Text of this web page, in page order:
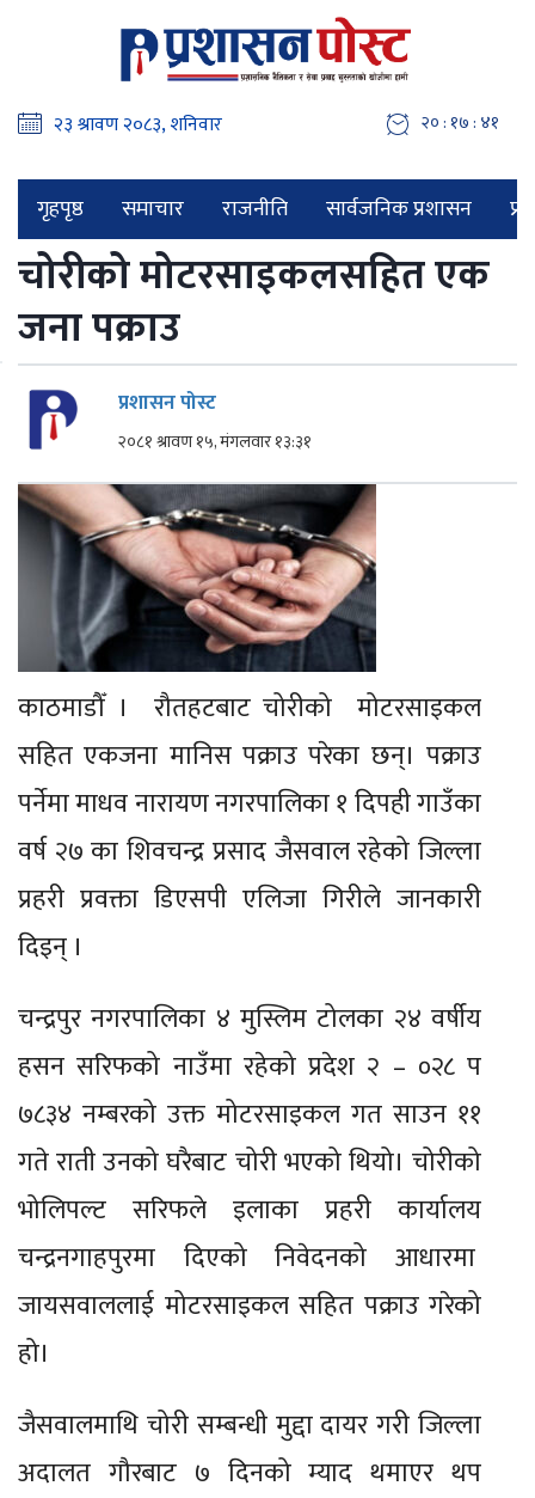
२० : १७ : ४२
गृहपृष्ठ समाचार राजनीति सार्वजनिक प्रशासन
चोरीको मोटरसाइकलसहित एक
जना पक्राउ
प्रशासन पोस्ट
२०८१ श्रावण १५, मंगलवार १३:३१
काठमाडौँ । रौतहटबाट चोरीको मोटरसाइकल
सहित एकजना मानिस पक्राउ परेका छन्। पक्राउ
पर्नेमा माधव नारायण नगरपालिका १ दिपही गाउँका
वर्ष २७ का शिवचन्द्र प्रसाद जैसवाल रहेको जिल्ला
प्रहरी प्रवक्ता डिएसपी एलिजा गिरीले जानकारी
दिइन् ।
चन्द्रपुर नगरपालिका ४ मुस्लिम टोलका २४ वर्षीय
हसन सरिफको नाउँमा रहेको प्रदेश २ – ०२८ प
७८३४ नम्बरको उक्त मोटरसाइकल गत साउन ११
गते राती उनको घरैबाट चोरी भएको थियो। चोरीको
भोलिपल्ट सरिफले इलाका प्रहरी कार्यालय
चन्द्रनगाहपुरमा दिएको निवेदनको आधारमा
जायसवाललाई मोटरसाइकल सहित पक्राउ गरेको
हो।
जैसवालमाथि चोरी सम्बन्धी मुद्दा दायर गरी जिल्ला
अदालत गौरबाट ७ दिनको म्याद थमाएर थप